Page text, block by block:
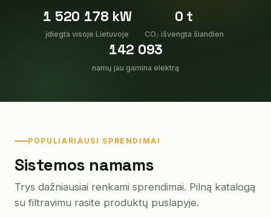
1 520 178 kW
įdiegta visoje Lietuvoje
0 t
CO₂ išvengta šiandien
142 093
namų jau gamina elektrą
POPULIARIAUSI SPRENDIMAI
Sistemos namams
Trys dažniausiai renkami sprendimai. Pilną katalogą
su filtravimu rasite produktų puslapyje.